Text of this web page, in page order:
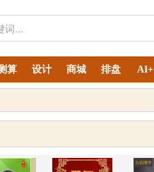
算 设计 商城 排盘 AI+